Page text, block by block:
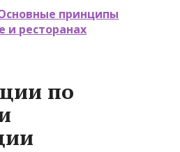
принципы
и ресторанах
по